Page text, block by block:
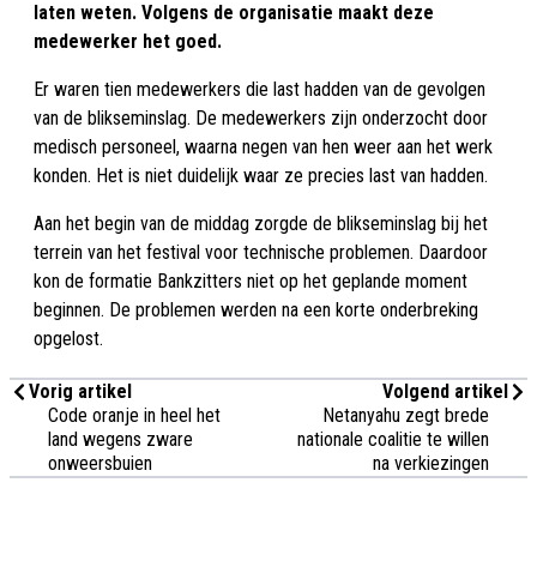
laten weten. Volgens de organisatie maakt deze
medewerker het goed.
Er waren tien medewerkers die last hadden van de gevolgen
van de blikseminslag. De medewerkers zijn onderzocht door
medisch personeel, waarna negen van hen weer aan het werk
konden. Het is niet duidelijk waar ze precies last van hadden.
Aan het begin van de middag zorgde de blikseminslag bij het
terrein van het festival voor technische problemen. Daardoor
kon de formatie Bankzitters niet op het geplande moment
beginnen. De problemen werden na een korte onderbreking
opgelost.
Vorig artikel
Code oranje in heel het
land wegens zware
onweersbuien
Volgend artikel
Netanyahu zegt brede
nationale coalitie te willen
na verkiezingen